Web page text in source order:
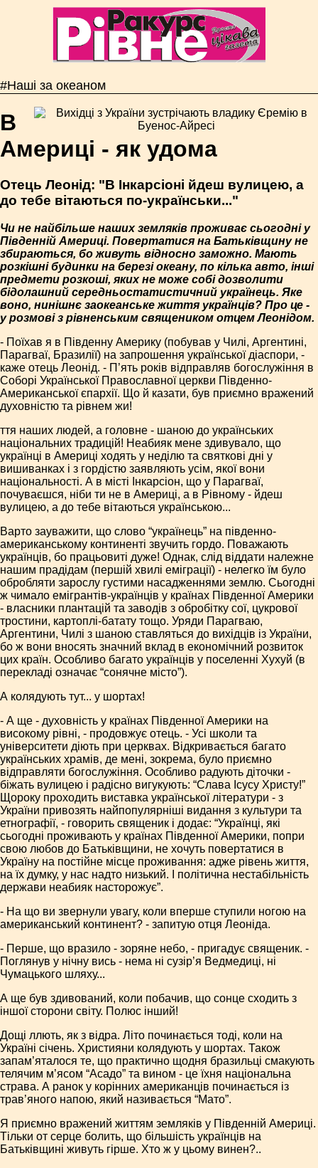
#Наші за океаном
В
Америці - як удома
Отець Леонід: "В Інкарсіоні йдеш вулицею, а
до тебе вітаються по-українськи..."
Чи не найбільше наших земляків проживає сьогодні у
Південній Америці. Повертатися на Батьківщину не
збираються, бо живуть відносно заможно. Мають
розкішні будинки на березі океану, по кілька авто, інші
предмети розкоші, яких не може собі дозволити
бідолашний середньостатистичний українець. Яке
воно, нинішнє заокеанське життя українців? Про це -
у розмові з рівненським священиком отцем Леонідом.
- Поїхав я в Південну Америку (побував у Чилі, Аргентині,
Парагваї, Бразилії) на запрошення української діаспори, -
каже отець Леонід. - П’ять років відправляв богослужіння в
Соборі Української Православної церкви Південно-
Американської єпархії. Що й казати, був приємно вражений
духовністю та рівнем жи!
ття наших людей, а головне - шаною до українських
національних традицій! Неабияк мене здивувало, що
українці в Америці ходять у неділю та святкові дні у
вишиванках і з гордістю заявляють усім, якої вони
національності. А в місті Інкарсіон, що у Парагваї,
почуваєшся, ніби ти не в Америці, а в Рівному - йдеш
вулицею, а до тебе вітаються українською...
Варто зауважити, що слово “українець” на південно-
американському континенті звучить гордо. Поважають
українців, бо працьовиті дуже! Однак, слід віддати належне
нашим прадідам (першій хвилі еміграції) - нелегко їм було
обробляти зарослу густими насадженнями землю. Сьогодні
ж чимало емігрантів-українців у країнах Південної Америки
- власники плантацій та заводів з обробітку сої, цукрової
тростини, картоплі-батату тощо. Уряди Парагваю,
Аргентини, Чилі з шаною ставляться до вихідців із України,
бо ж вони вносять значний вклад в економічний розвиток
цих країн. Особливо багато українців у поселенні Хухуй (в
перекладі означає “сонячне місто”).
А колядують тут... у шортах!
- А ще - духовність у країнах Південної Америки на
високому рівні, - продовжує отець. - Усі школи та
університети діють при церквах. Відкривається багато
українських храмів, де мені, зокрема, було приємно
відправляти богослужіння. Особливо радують діточки -
біжать вулицею і радісно вигукують: “Слава Ісусу Христу!”
Щороку проходить виставка української літератури - з
України привозять найпопулярніші видання з культури та
етнографії, - говорить священик і додає: “Українці, які
сьогодні проживають у країнах Південної Америки, попри
свою любов до Батьківщини, не хочуть повертатися в
Україну на постійне місце проживання: адже рівень життя,
на їх думку, у нас надто низький. І політична нестабільність
держави неабияк насторожує”.
- На що ви звернули увагу, коли вперше ступили ногою на
американський континент? - запитую отця Леоніда.
- Перше, що вразило - зоряне небо, - пригадує священик. -
Поглянув у нічну вись - нема ні сузір’я Ведмедиці, ні
Чумацького шляху...
А ще був здивований, коли побачив, що сонце сходить з
іншої сторони світу. Полюс інший!
Дощі ллють, як з відра. Літо починається тоді, коли на
Україні січень. Християни колядують у шортах. Також
запам’яталося те, що практично щодня бразильці смакують
телячим м’ясом “Асадо” та вином - це їхня національна
страва. А ранок у корінних американців починається із
трав’яного напою, який називається “Мато”.
Я приємно вражений життям земляків у Південній Америці.
Тільки от серце болить, що більшість українців на
Батьківщині живуть гірше. Хто ж у цьому винен?..